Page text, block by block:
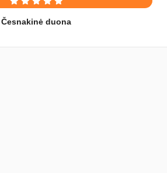
Česnakinė duona